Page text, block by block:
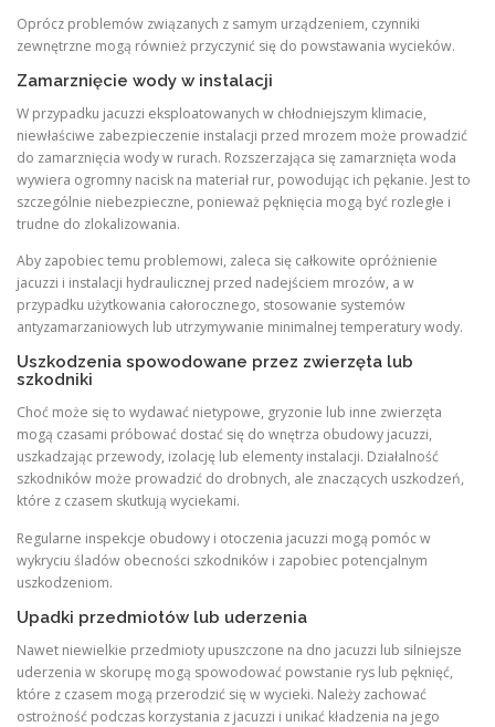
Oprócz problemów związanych z samym urządzeniem, czynniki
zewnętrzne mogą również przyczynić się do powstawania wycieków.
Zamarznięcie wody w instalacji
W przypadku jacuzzi eksploatowanych w chłodniejszym klimacie,
niewłaściwe zabezpieczenie instalacji przed mrozem może prowadzić
do zamarznięcia wody w rurach. Rozszerzająca się zamarznięta woda
wywiera ogromny nacisk na materiał rur, powodując ich pękanie. Jest to
szczególnie niebezpieczne, ponieważ pęknięcia mogą być rozległe i
trudne do zlokalizowania.
Aby zapobiec temu problemowi, zaleca się całkowite opróżnienie
jacuzzi i instalacji hydraulicznej przed nadejściem mrozów, a w
przypadku użytkowania całorocznego, stosowanie systemów
antyzamarzaniowych lub utrzymywanie minimalnej temperatury wody.
Uszkodzenia spowodowane przez zwierzęta lub
szkodniki
Choć może się to wydawać nietypowe, gryzonie lub inne zwierzęta
mogą czasami próbować dostać się do wnętrza obudowy jacuzzi,
uszkadzając przewody, izolację lub elementy instalacji. Działalność
szkodników może prowadzić do drobnych, ale znaczących uszkodzeń,
które z czasem skutkują wyciekami.
Regularne inspekcje obudowy i otoczenia jacuzzi mogą pomóc w
wykryciu śladów obecności szkodników i zapobiec potencjalnym
uszkodzeniom.
Upadki przedmiotów lub uderzenia
Nawet niewielkie przedmioty upuszczone na dno jacuzzi lub silniejsze
uderzenia w skorupę mogą spowodować powstanie rys lub pęknięć,
które z czasem mogą przerodzić się w wycieki. Należy zachować
ostrożność podczas korzystania z jacuzzi i unikać kładzenia na jego